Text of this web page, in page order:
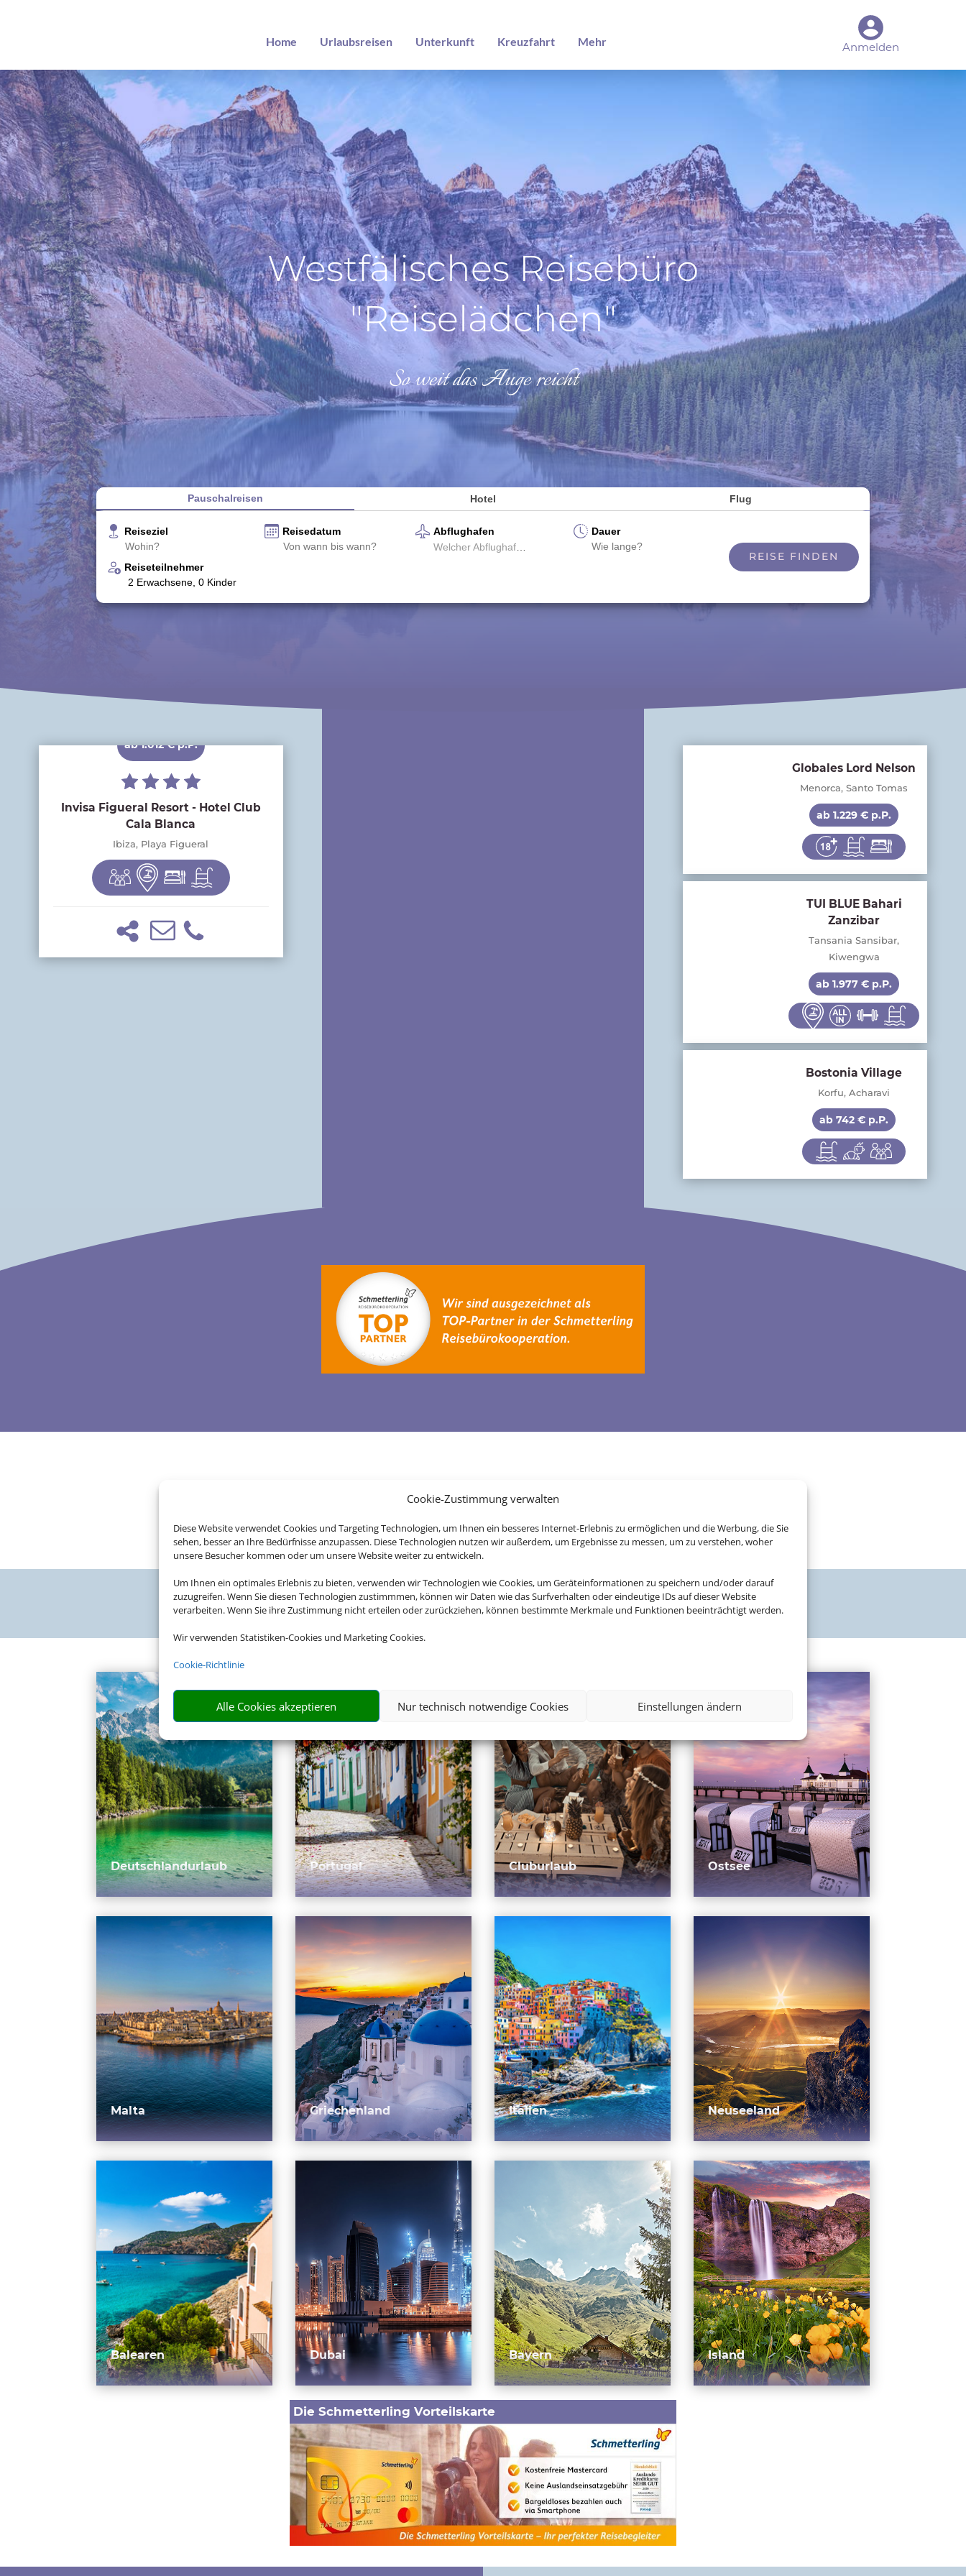
Cookie-Zustimmung verwalten
Diese Website verwendet Cookies und Targeting Technologien, um Ihnen ein besseres Internet-Erlebnis zu ermöglichen und die Werbung, die Sie
sehen, besser an Ihre Bedürfnisse anzupassen. Diese Technologien nutzen wir außerdem, um Ergebnisse zu messen, um zu verstehen, woher
unsere Besucher kommen oder um unsere Website weiter zu entwickeln.
Um Ihnen ein optimales Erlebnis zu bieten, verwenden wir Technologien wie Cookies, um Geräteinformationen zu speichern und/oder darauf
zuzugreifen. Wenn Sie diesen Technologien zustimmmen, können wir Daten wie das Surfverhalten oder eindeutige IDs auf dieser Website
verarbeiten. Wenn Sie ihre Zustimmung nicht erteilen oder zurückziehen, können bestimmte Merkmale und Funktionen beeinträchtigt werden.
Wir verwenden Statistiken-Cookies und Marketing Cookies.
Cookie-Richtlinie
Alle Cookies akzeptieren Nur technisch notwendige Cookies Einstellungen ändern
Home Urlaubsreisen Unterkunft Kreuzfahrt Mehr Anmelden
Westfälisches Reisebüro
"Reiselädchen"
So weit das Auge reicht
Pauschalreisen Hotel Flug
Reiseziel Reisedatum
Abflughafen
Dauer
Reiseteilnehmer
REISE FINDEN
ab 1.012 € p.P.
Invisa Figueral Resort - Hotel Club
Cala Blanca
Ibiza, Playa Figueral
Globales Lord Nelson
Menorca, Santo Tomas
ab 1.229 € p.P.
TUI BLUE Bahari
Zanzibar
Tansania Sansibar,
Kiwengwa
ab 1.977 € p.P.
Bostonia Village
Korfu, Acharavi
ab 742 € p.P.
Deutschlandurlaub Portugal Cluburlaub Ostsee
Malta Griechenland Italien Neuseeland
Balearen Dubai Bayern Island
Die Schmetterling Vorteilskarte